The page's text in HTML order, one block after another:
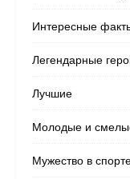
Интересные
Легендарные
Лучшие
Молодые и
Мужество в